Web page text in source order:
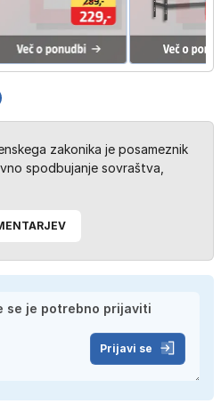
zakonika je posameznik
spodbujanje sovraštva,
Prijavi se